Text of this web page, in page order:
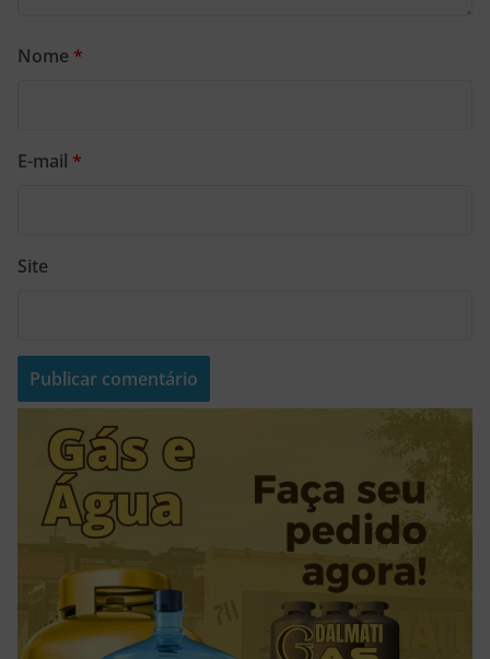
Nome *
E-mail *
Site